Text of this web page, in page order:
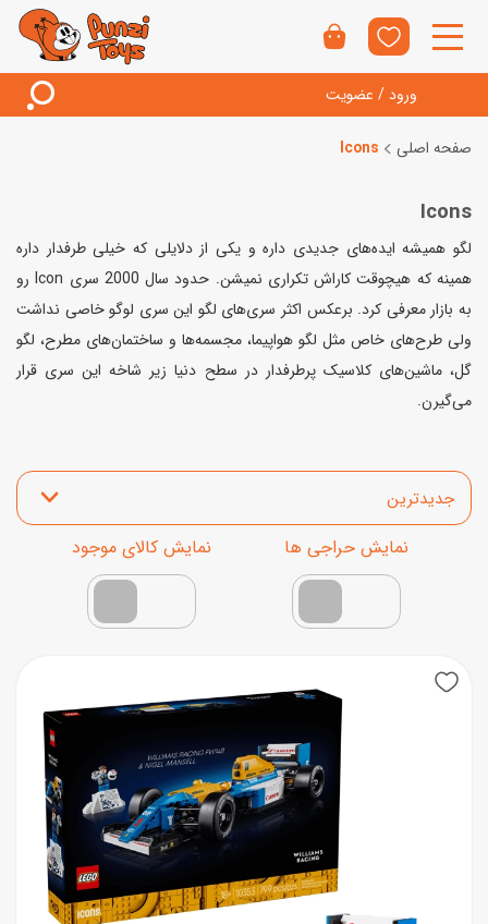
ورود / عضویت
صفحه اصلی Icons
Icons
لگو‌ همیشه ایده‌های جدیدی داره و یکی از دلایلی که خیلی طرفدار داره
همینه که هیچوقت کاراش تکراری نمیشن. حدود سال 2000 سری Icon رو
به بازار معرفی کرد. برعکس اکثر سری‌های لگو این سری لوگو خاصی نداشت
ولی طرح‌های خاص مثل لگو هواپیما، مجسمه‌ها و ساختمان‌های مطرح، لگو
گل، ماشین‌های کلاسیک پرطرفدار در سطح دنیا زیر شاخه این سری قرار
می‌گیرن.
مرتب‌سازی محصولات